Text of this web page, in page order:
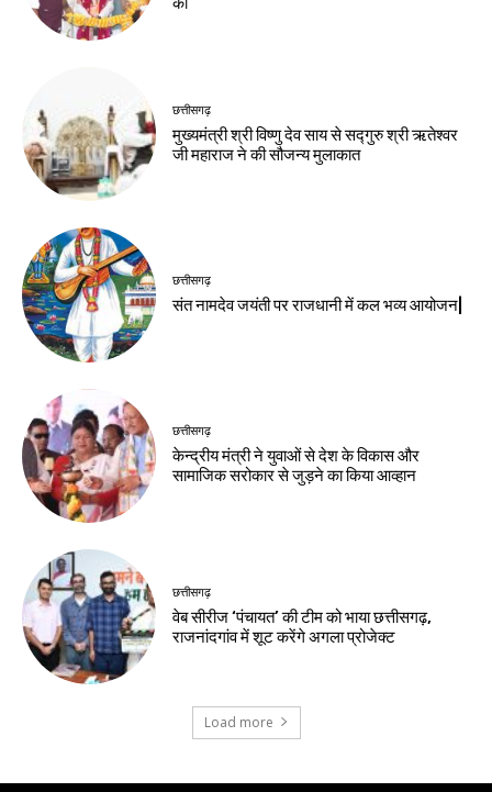
छत्तीसगढ़
मुख्यमंत्री श्री विष्णु देव साय से सद्गुरु श्री ऋतेश्वर
जी महाराज ने की सौजन्य मुलाकात
छत्तीसगढ़
संत नामदेव जयंती पर राजधानी में कल भव्य आयोजन|
छत्तीसगढ़
केन्द्रीय मंत्री ने युवाओं से देश के विकास और
सामाजिक सरोकार से जुड़ने का किया आव्हान
छत्तीसगढ़
वेब सीरीज ‘पंचायत’ की टीम को भाया छत्तीसगढ़,
राजनांदगांव में शूट करेंगे अगला प्रोजेक्ट
Load more